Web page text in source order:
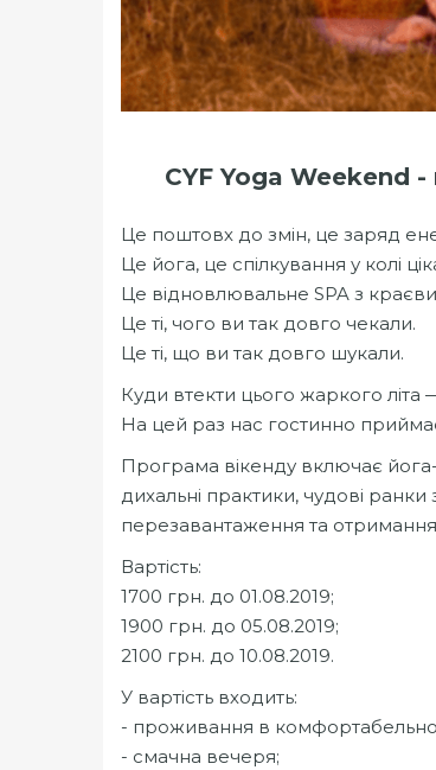
CYF Yoga Weekend -
Це поштовх до змін, це заряд
Це йога, це спілкування у колі
Це відновлювальне SPA з
Це ті, чого ви так довго чекали.
Це ті, що ви так довго шукали.
Куди втекти цього жаркого літа
На цей раз нас гостинно
Програма вікенду включає
дихальні практики, чудові
перезавантаження та
Вартість:
1700 грн. до 01.08.2019;
1900 грн. до 05.08.2019;
2100 грн. до 10.08.2019.
У вартість входить:
- проживання в
- смачна вечеря;